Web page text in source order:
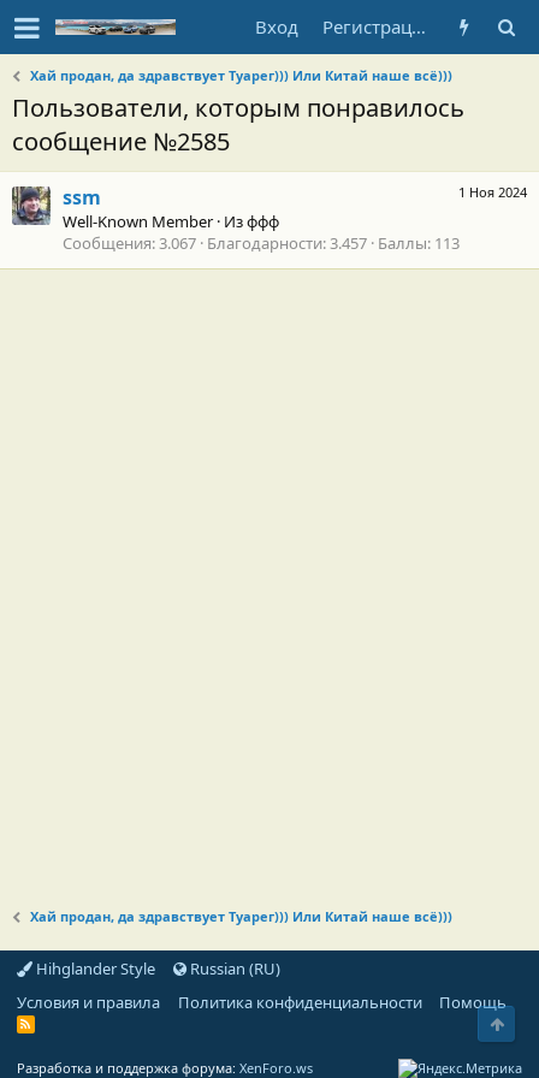
Вход Регистрация
Хай продан, да здравствует Туарег))) Или Китай наше всё)))
Пользователи, которым понравилось
сообщение №2585
1 Ноя 2024
ssm
Well-Known Member · Изффф
Сообщения 3.067 Благодарности 3.457 Баллы 113
Хай продан, да здравствует Туарег))) Или Китай наше всё)))
Hihglander Style
Russian (RU)
Условия и правила
Политика конфиденциальности Помощь
R
Разработка и поддержка форума: XenForo.ws